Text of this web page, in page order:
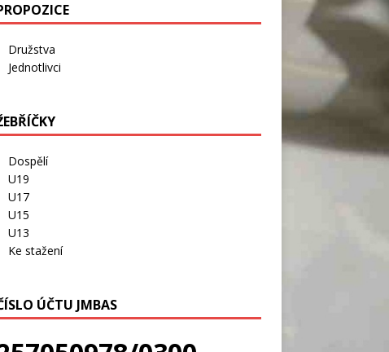
Družstva
Jednotlivci
Dospělí
U19
U17
U15
U13
Ke stažení
ÚČTU JMBAS